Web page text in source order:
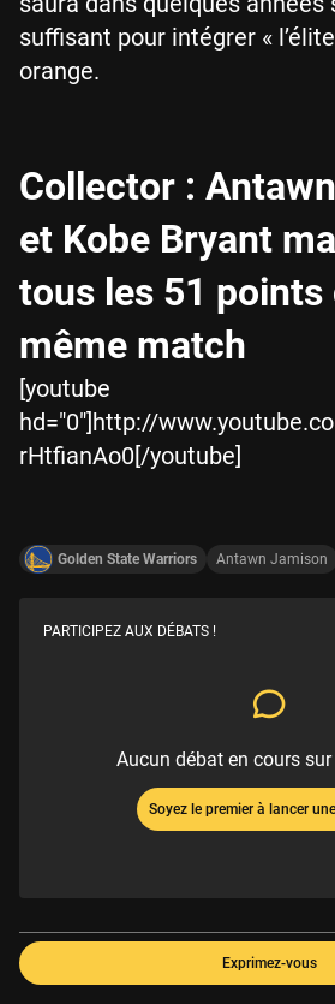
suffisant pour intégrer «
orange.
Collector :
et Kobe Bryant
tous les 51 points
même match
[youtube
hd="0"]http://
rHtfianAo0[/youtube]
Golden State Warriors Antawn Jamison
PARTICIPEZ AUX DÉBATS !
Aucun débat en cours
Soyez le premier à lancer
Exprimez-vous